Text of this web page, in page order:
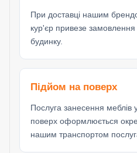
При доставці нашим
кур'єр привезе
будинку.
Підйом на поверх
Послуга занесення меблів
поверх оформлюється
нашим транспортом